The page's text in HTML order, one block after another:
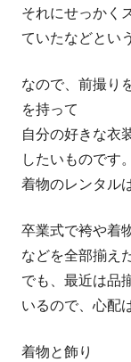
それにせっかく
ていたなどとい
なので、前撮り
を持って
自分の好きな衣
したいものです。
着物のレンタル
卒業式で袴や着
などを全部揃え
でも、最近は品
いるので、心配
着物と飾り